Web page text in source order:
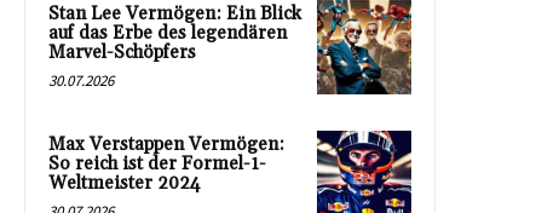
Stan Lee Vermögen: Ein Blick
auf das Erbe des legendären
Marvel-Schöpfers
30.07.2026
Max Verstappen Vermögen:
So reich ist der Formel-1-
Weltmeister 2024